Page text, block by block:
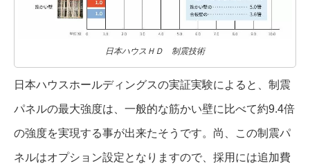
日本ハウスＨＤ 制震技術
日本ハウスホールディングスの実証実験によると、制震
パネルの最大強度は、一般的な筋かい壁に比べて約9.4倍
の強度を実現する事が出来たそうです。尚、この制震パ
ネルはオプション設定となりますので、採用には追加費